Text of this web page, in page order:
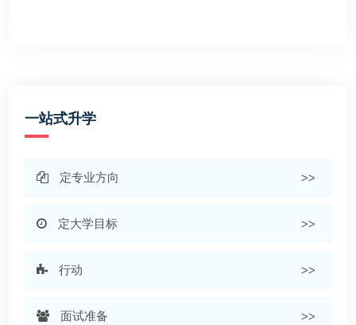
一站式升学
定专业方向 >>
定大学目标 >>
行动 >>
面试准备 >>